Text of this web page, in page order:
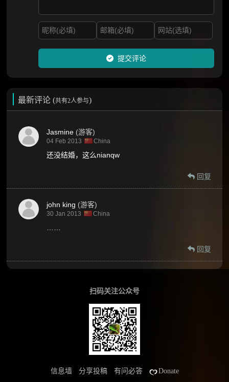
提交评论
最新评论 (共有2人参与)
Jasmine (游客)
04 Feb 2013 China
还没结婚，这么nianqw
回复
john king (游客)
30 Jan 2013 China
回复
扫码关注公众号
信息墙 分享投稿 有问必答 Donate